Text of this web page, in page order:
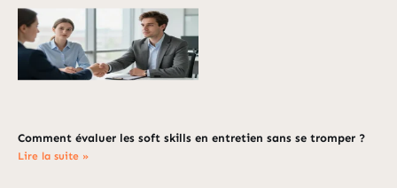
Comment évaluer les soft skills en entretien sans se tromper ?
Lire la suite »